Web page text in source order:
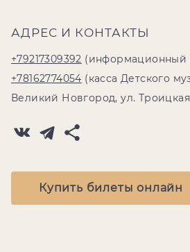
АДРЕС И КОНТАКТЫ
+79217309392 (информационный
+78162774054 (касса Детского
Великий Новгород, ул.
Купить билеты онлайн